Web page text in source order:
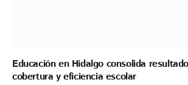
Educación en Hidalgo consolida
cobertura y eficiencia escolar